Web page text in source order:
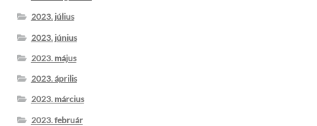
2023. július
2023. június
2023. május
2023. április
2023. március
2023. február